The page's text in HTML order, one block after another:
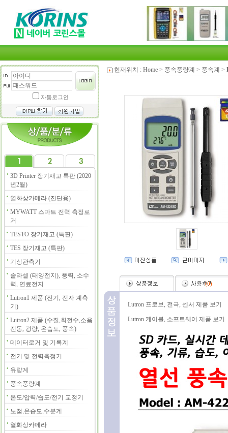
자동로그인
3D Printer 장기재고 특판 (2020
년2월)
열화상카메라 (진단용)
MYWATT 스마트 전력 측정로
거
TESTO 장기재고 (특판)
TES 장기재고 (특판)
기상관측기
솔라셀 (태양전지), 풍력, 소수
력, 연료전지
Lutron1 제품 (전기, 전자 계측
기)
Lutron2 제품 (수질,회전수,소음
진동, 광량, 온습도, 풍속)
데이터로거 및 기록계
전기 및 전력측정기
유량계
풍속풍량계
온도/압력/습도/전기 교정기
노점,온습도,수분계
열화상카메라
현재위치 : Home > 풍속풍량계 > 풍속계 >
(0)
Lutron 프로브, 전극, 센서 제품 보기
Lutron 케이블, 소프트웨어 제품 보기